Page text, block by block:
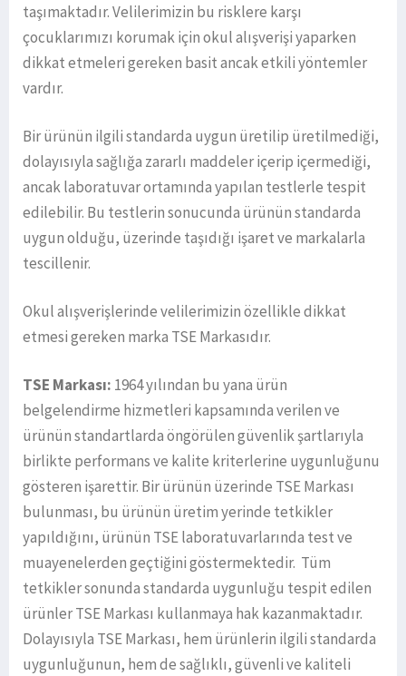
taşımaktadır. Velilerimizin bu risklere karşı
çocuklarımızı korumak için okul alışverişi yaparken
dikkat etmeleri gereken basit ancak etkili yöntemler
vardır.
Bir ürünün ilgili standarda uygun üretilip üretilmediği,
dolayısıyla sağlığa zararlı maddeler içerip içermediği,
ancak laboratuvar ortamında yapılan testlerle tespit
edilebilir. Bu testlerin sonucunda ürünün standarda
uygun olduğu, üzerinde taşıdığı işaret ve markalarla
tescillenir.
Okul alışverişlerinde velilerimizin özellikle dikkat
etmesi gereken marka TSE Markasıdır.
TSE Markası: 1964 yılından bu yana ürün
belgelendirme hizmetleri kapsamında verilen ve
ürünün standartlarda öngörülen güvenlik şartlarıyla
birlikte performans ve kalite kriterlerine uygunluğunu
gösteren işarettir. Bir ürünün üzerinde TSE Markası
bulunması, bu ürünün üretim yerinde tetkikler
yapıldığını, ürünün TSE laboratuvarlarında test ve
muayenelerden geçtiğini göstermektedir. Tüm
tetkikler sonunda standarda uygunluğu tespit edilen
ürünler TSE Markası kullanmaya hak kazanmaktadır.
Dolayısıyla TSE Markası, hem ürünlerin ilgili standarda
uygunluğunun, hem de sağlıklı, güvenli ve kaliteli